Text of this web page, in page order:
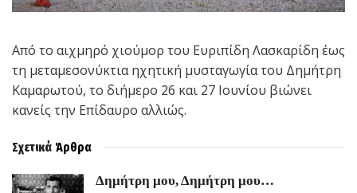
Από το αιχμηρό χιούμορ του Ευριπίδη Λασκαρίδη έως
τη μεταμεσονύκτια ηχητική μυσταγωγία του Δημήτρη
Καμαρωτού, το διήμερο 26 και 27 Ιουνίου βιώνει
κανείς την Επίδαυρο αλλιώς.
Σχετικά Άρθρα
Δημήτρη μου, Δημήτρη μου…